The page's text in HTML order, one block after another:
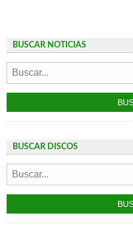
BUSCAR NOTICIAS
BUSCAR DISCOS